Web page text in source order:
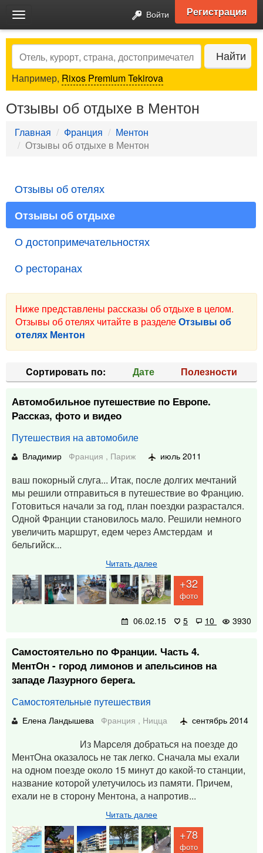
Toggle
navigation
Войти Регистрация
Search Найти
Например, Rixos Premium Tekirova
Отзывы об отдыхе в Ментон
Главная Франция
Ментон
Отзывы об отдыхе в Ментон
Отзывы об отелях
Отзывы об отдыхе
О достопримечательностях
О ресторанах
Ниже представлены рассказы об отдыхе в целом.
Отзывы об отелях читайте в разделеОтзывы об
отелях Ментон
Cортировать по: Дате Полезности
Автомобильное путешествие по Европе.
Рассказ, фото и видео
Путешествия на автомобиле
Владимир Франция , Париж июль 2011
ваш покорный слуга... Итак, после долгих мечтаний
мы решили отправиться в путешествие во Францию.
Готовиться начали за год, план поездки разрастался.
Одной Франции становилось мало. Решили немного
увеличить маршрут, едем через Амстердам и
бельгийск...
Читать далее
+32
фото
06.02.15 5 10 3930
Самостоятельно по Франции. Часть 4.
МентОн - город лимонов и апельсинов на
западе Лазурного берега.
Самостоятельные путешествия
Елена Ландышева Франция , Ницца сентябрь 2014
Из Марселя добраться на поезде до
МентОна оказалось не так легко. Сначала мы ехали
на одном поезде около 15 минут до какой-то станции,
название которой улетучилось из памяти. Причем,
ехали не в сторону Ментона, а напротив...
Читать далее
+78
фото